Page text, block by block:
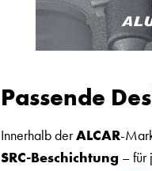
Passende
Innerhalb derALCAR-
SRC-Beschichtung – für